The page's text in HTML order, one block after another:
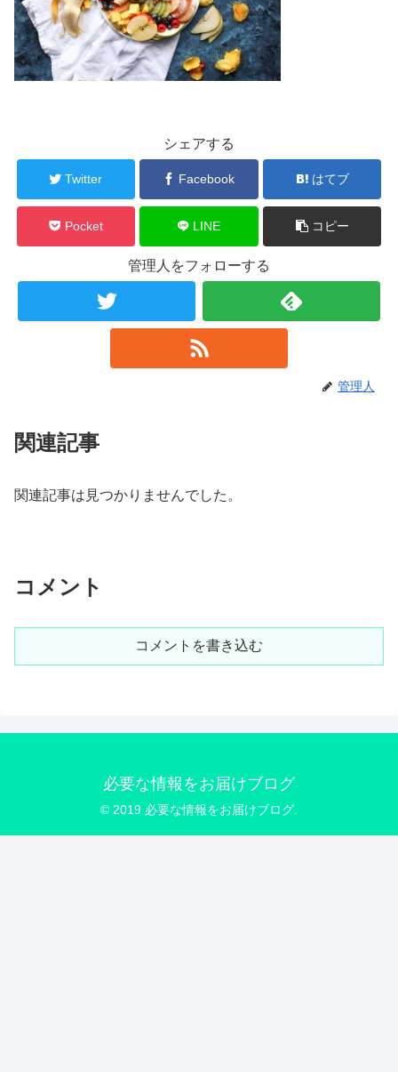
シェアする
Twitter Facebook はてブ
Pocket LINE コピー
管理人をフォローする
管理人
関連記事
関連記事は見つかりませんでした。
コメント
コメントを書き込む
必要な情報をお届けブログ
© 2019 必要な情報をお届けブログ.